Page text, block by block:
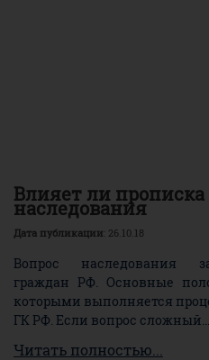
Влияет ли прописка
наследования
Дата публикации: 26.10.18
Вопрос наследования
граждан РФ. Основные
которыми выполняется
ГК РФ. Если вопрос сложный...
Читать полностью...